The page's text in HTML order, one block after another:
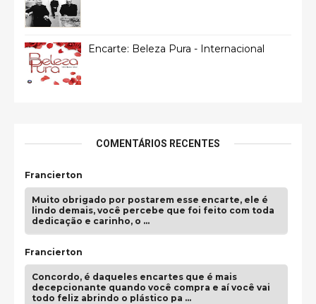
Encarte: Beleza Pura - Internacional
COMENTÁRIOS RECENTES
Francierton
Muito obrigado por postarem esse encarte, ele é
lindo demais, você percebe que foi feito com toda
dedicação e carinho, o …
Francierton
Concordo, é daqueles encartes que é mais
decepcionante quando você compra e aí você vai
todo feliz abrindo o plástico pa …